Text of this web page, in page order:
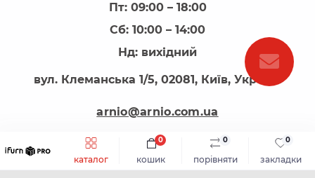
каталог порівняти
0
закладки
0
кошик
0
Пт: 09:00 – 18:00
Сб: 10:00 – 14:00
Нд: вихідний
вул. Клеманська 1/5, 02081, Київ, Україна
arnio@arnio.com.ua